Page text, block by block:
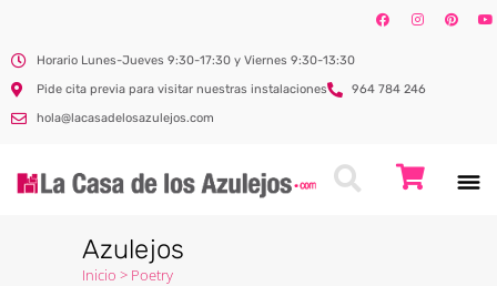
Horario Lunes-Jueves 9:30-17:30 y Viernes 9:30-13:30
Pide cita previa para visitar nuestras instalaciones
964 784 246
hola@lacasadelosazulejos.com
Azulejos
Inicio > Poetry